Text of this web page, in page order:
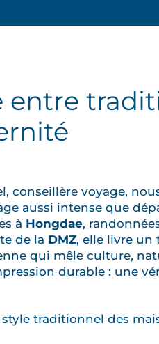
entre
conseillère voyage,
aussi intense que
à Hongdae,
de la DMZ, elle livre un
qui mêle culture,
durable : une